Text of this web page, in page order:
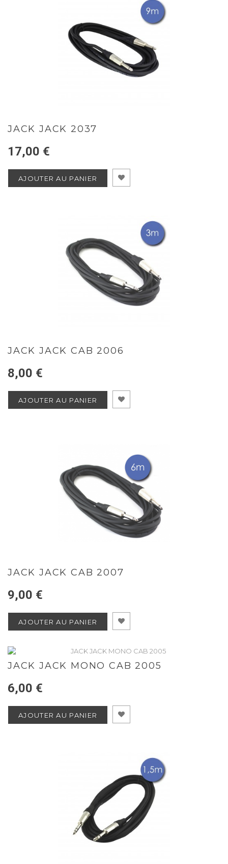
JACK JACK 2037
17,00 €
AJOUTER AU PANIER
JACK JACK CAB 2006
8,00 €
AJOUTER AU PANIER
JACK JACK CAB 2007
9,00 €
AJOUTER AU PANIER
JACK JACK MONO CAB 2005
6,00 €
AJOUTER AU PANIER